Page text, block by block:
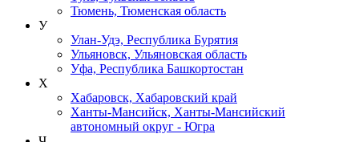
Тюмень, Тюменская область
У
Улан-Удэ, Республика Бурятия
Ульяновск, Ульяновская область
Уфа, Республика Башкортостан
Х
Хабаровск, Хабаровский край
Ханты-Мансийск, Ханты-Мансийский
автономный округ - Югра